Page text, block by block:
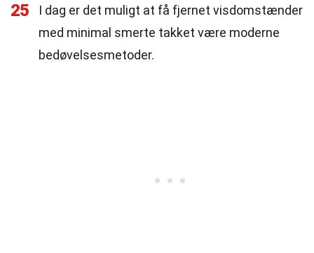
25
I dag er det muligt at få fjernet visdomstænder
med minimal smerte takket være moderne
bedøvelsesmetoder.